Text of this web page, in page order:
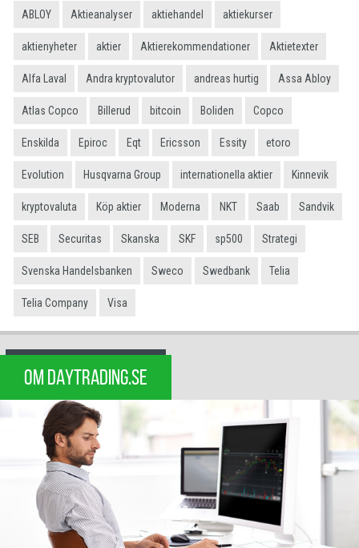
ABLOY Aktieanalyser aktiehandel aktiekurser
aktienyheter aktier Aktierekommendationer Aktietexter
Alfa Laval Andra kryptovalutor andreas hurtig Assa Abloy
Atlas Copco Billerud bitcoin Boliden Copco
Enskilda Epiroc Eqt Ericsson Essity etoro
Evolution Husqvarna Group internationella aktier Kinnevik
kryptovaluta Köp aktier Moderna NKT Saab Sandvik
SEB Securitas Skanska SKF sp500 Strategi
Svenska Handelsbanken Sweco Swedbank Telia
Telia Company Visa
OM DAYTRADING.SE